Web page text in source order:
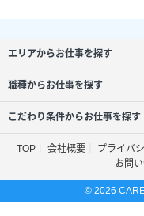
エリアからお仕事を探す
職種からお仕事を探す
こだわり条件からお仕事を探す
TOP 会社概要 プライバ
お問
© 2026